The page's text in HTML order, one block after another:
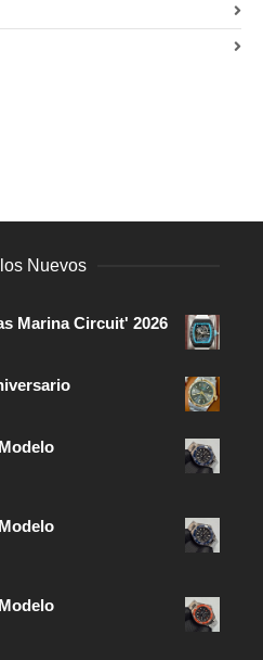
Nuevos
Marina Circuit' 2026